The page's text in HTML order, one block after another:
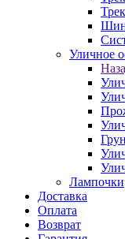
Уличное
Лампочки
Доставка
Оплата
Возврат